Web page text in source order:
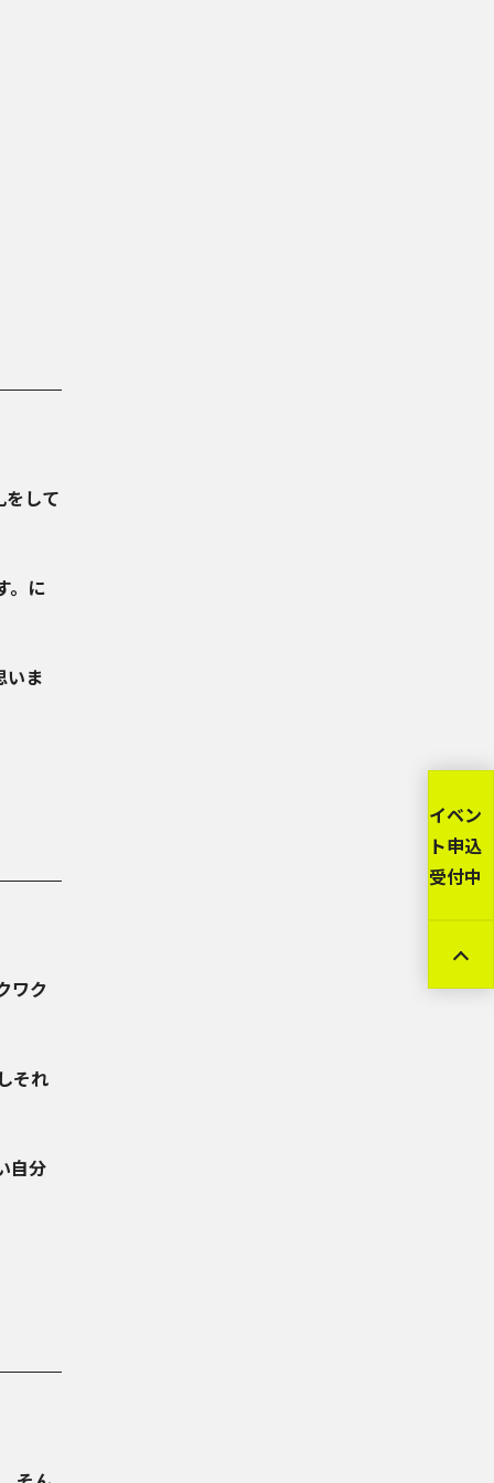
イベン
ト申込
受付中
をして
。に
いま
ワク
それ
自分